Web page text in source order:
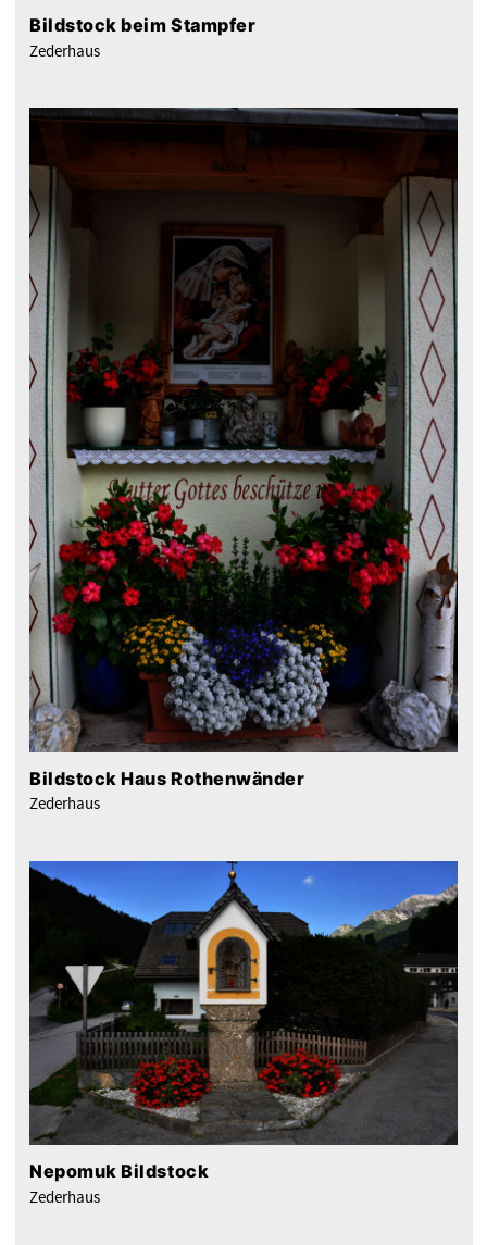
Bildstock beim Stampfer
Zederhaus
Bildstock Haus Rothenwänder
Zederhaus
Nepomuk Bildstock
Zederhaus